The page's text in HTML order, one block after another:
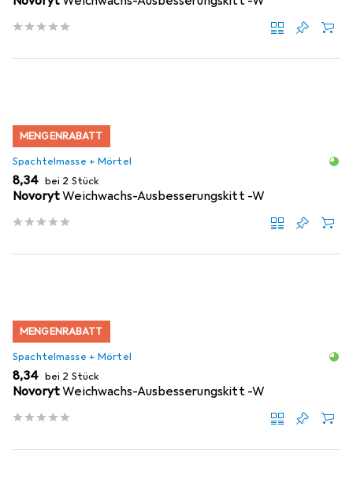
MENGENRABATT
Spachtelmasse + Mörtel
EUR
8,34 bei 2 Stück
NovorytWeichwachs-Ausbesserungskitt -W
MENGENRABATT
Spachtelmasse + Mörtel
EUR
8,34 bei 2 Stück
NovorytWeichwachs-Ausbesserungskitt -W